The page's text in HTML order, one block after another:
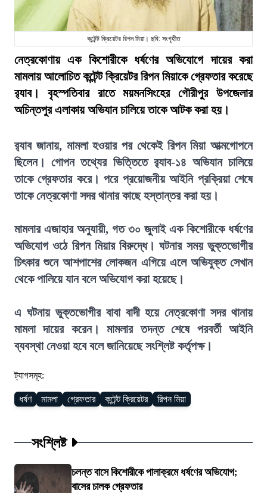
কন্টেন্ট ক্রিয়েটর রিপন মিয়া। ছবি: সংগৃহীত
নেত্রকোণায় এক কিশোরীকে ধর্ষণের অভিযোগে দায়ের করা
মামলায় আলোচিত কন্টেন্ট ক্রিয়েটর রিপন মিয়াকে গ্রেফতার করেছে
র‍্যাব। বৃহস্পতিবার রাতে ময়মনসিংহের গৌরীপুর উপজেলার
অচিন্তপুর এলাকায় অভিযান চালিয়ে তাকে আটক করা হয়।
র‍্যাব জানায়, মামলা হওয়ার পর থেকেই রিপন মিয়া আত্মগোপনে
ছিলেন। গোপন তথ্যের ভিত্তিতে র‍্যাব-১৪ অভিযান চালিয়ে
তাকে গ্রেফতার করে। পরে প্রয়োজনীয় আইনি প্রক্রিয়া শেষে
তাকে নেত্রকোণা সদর থানার কাছে হস্তান্তর করা হয়।
মামলার এজাহার অনুযায়ী, গত ৩০ জুলাই এক কিশোরীকে ধর্ষণের
অভিযোগ ওঠে রিপন মিয়ার বিরুদ্ধে। ঘটনার সময় ভুক্তভোগীর
চিৎকার শুনে আশপাশের লোকজন এগিয়ে এলে অভিযুক্ত সেখান
থেকে পালিয়ে যান বলে অভিযোগ করা হয়েছে।
এ ঘটনায় ভুক্তভোগীর বাবা বাদী হয়ে নেত্রকোণা সদর থানায়
মামলা দায়ের করেন। মামলার তদন্ত শেষে পরবর্তী আইনি
ব্যবস্থা নেওয়া হবে বলে জানিয়েছে সংশ্লিষ্ট কর্তৃপক্ষ।
ট্যাগসমূহ:
ধর্ষণ মামলা গ্রেফতার কন্টেন্ট ক্রিয়েটর রিপন মিয়া
সংশ্লিষ্ট
চলন্ত বাসে কিশোরীকে পালাক্রমে ধর্ষণের অভিযোগ;
বাসের চালক গ্রেফতার